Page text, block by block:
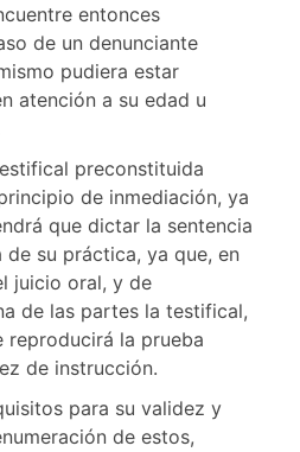
entonces
de un denunciante
pudiera estar
atención a su edad u
preconstituida
de inmediación, ya
que dictar la sentencia
su práctica, ya que, en
juicio oral, y de
de las partes la testifical,
la prueba
de instrucción.
para su validez y
de estos,